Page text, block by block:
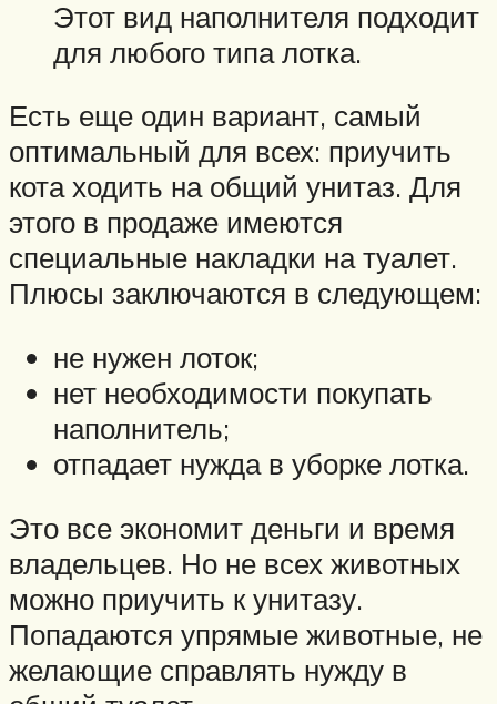
Этот вид наполнителя подходит
для любого типа лотка.
Есть еще один вариант, самый
оптимальный для всех: приучить
кота ходить на общий унитаз. Для
этого в продаже имеются
специальные накладки на туалет.
Плюсы заключаются в следующем:
не нужен лоток;
нет необходимости покупать
наполнитель;
отпадает нужда в уборке лотка.
Это все экономит деньги и время
владельцев. Но не всех животных
можно приучить к унитазу.
Попадаются упрямые животные, не
желающие справлять нужду в